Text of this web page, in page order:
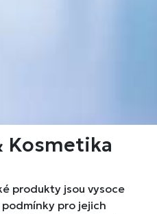
Kosmetika
produkty jsou vysoce
pro jejich